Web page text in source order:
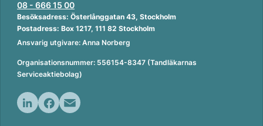
08 - 666 15 00
Besöksadress: Österlånggatan 43, Stockholm
Postadress: Box 1217, 111 82 Stockholm
Ansvarig utgivare: Anna Norberg
Organisationsnummer: 556154-8347 (Tandläkarnas
Serviceaktiebolag)